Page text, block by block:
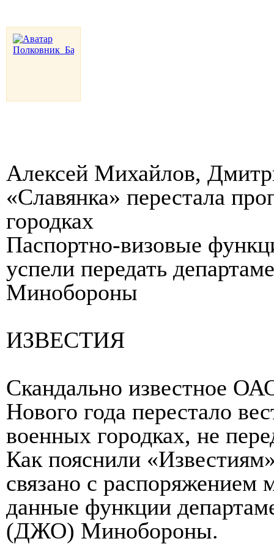
Алексей Михайлов,
«Славянка» перестала
городках
Паспортно-визовые
успели передать
Минобороны
ИЗВЕСТИЯ
Скандально известное
Нового года перестало
военных городках, не
Как пояснили
связано с распоряжением
данные функции
(ДЖО) Минобороны.